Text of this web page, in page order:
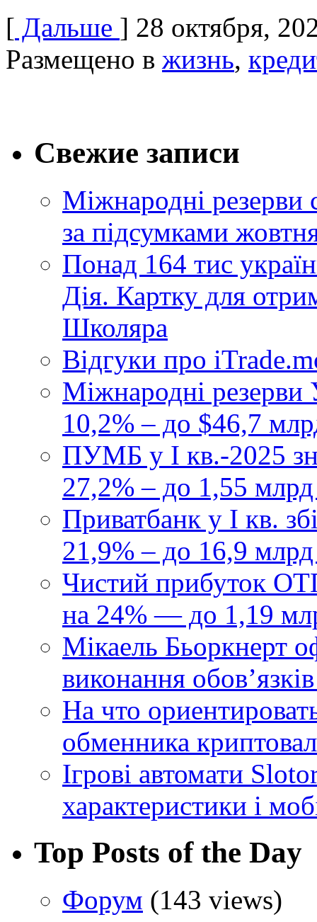
[ Дальше ] 28 октября,
Размещено в жизнь,
Свежие записи
Міжнародні
за підсумками
Понад 164 тис
Дія. Картку для
Школяра
Відгуки про
Міжнародні резерви
10,2% – до $46,7
ПУМБ у I кв.-2025
27,2% – до 1,55
Приватбанк у І кв.
21,9% – до 16,9
Чистий прибуток
на 24% — до 1,19
Мікаель Бьоркнерт
виконання
На что
обменника
Ігрові автомати
характеристики і
Top Posts of the Day
Форум (143 views)